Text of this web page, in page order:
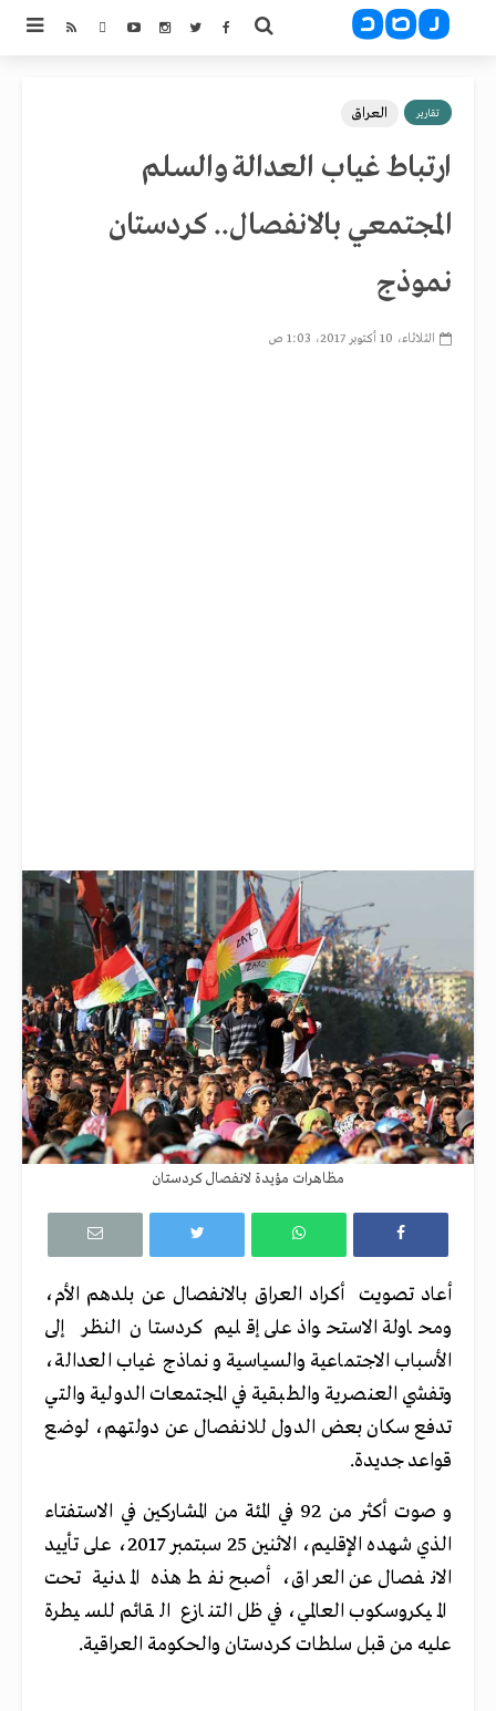
تقارير العراق
ارتباط غياب العدالة والسلم
المجتمعي بالانفصال.. كردستان
نموذج
الثلاثاء، 10 أكتوبر 2017، 1:03 ص
مظاهرات مؤيدة لانفصال كردستان
أعاد تصويت أكراد العراق بالانفصال عن بلدهم الأم،
ومحاولة الاستحواذ على إقليم كردستان النظر إلى
الأسباب الاجتماعية والسياسية و نماذج غياب العدالة،
وتفشي العنصرية والطبقية في المجتمعات الدولية والتي
تدفع سكان بعض الدول للانفصال عن دولتهم، لوضع
قواعد جديدة.
و صوت أكثر من 92 في المئة من المشاركين في الاستفتاء
الذي شهده الإقليم، الاثنين 25 سبتمبر 2017، على تأييد
الانفصال عن العراق، أصبح نفط هذه المدنية تحت
الميكروسكوب العالمي، في ظل التنازع القائم للسيطرة
عليه من قبل سلطات كردستان والحكومة العراقية.